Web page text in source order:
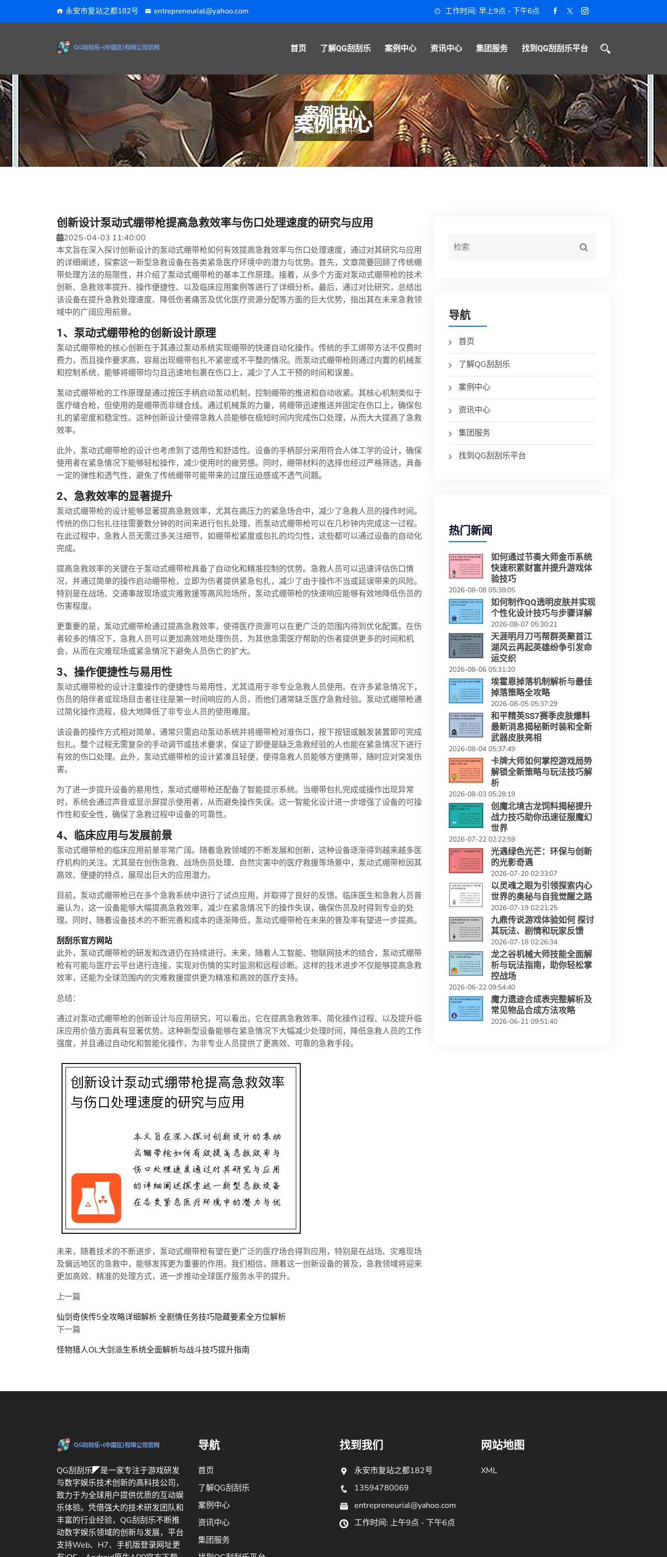
永安市复站之都182号 entrepreneurial@yahoo.com 工作时间: 早上9点 - 下午6点
首页 了解QG刮刮乐 案例中心 资讯中心 集团服务 找到QG刮刮乐平台
案例中心
首页 案例中心
创新设计泵动式绷带枪提高急救效率与伤口处理速度的研究与应用
2025-04-03 11:40:00
本文旨在深入探讨创新设计的泵动式绷带枪如何有效提高急救效率与伤口处理速度，通过对其研究与应用
的详细阐述，探索这一新型急救设备在各类紧急医疗环境中的潜力与优势。首先，文章简要回顾了传统绷
带处理方法的局限性，并介绍了泵动式绷带枪的基本工作原理。接着，从多个方面对泵动式绷带枪的技术
创新、急救效率提升、操作便捷性、以及临床应用案例等进行了详细分析。最后，通过对比研究，总结出
该设备在提升急救处理速度、降低伤者痛苦及优化医疗资源分配等方面的巨大优势，指出其在未来急救领
域中的广阔应用前景。
1、泵动式绷带枪的创新设计原理
泵动式绷带枪的核心创新在于其通过泵动系统实现绷带的快速自动化操作。传统的手工绑带方法不仅费时
费力，而且操作要求高，容易出现绷带包扎不紧密或不平整的情况。而泵动式绷带枪则通过内置的机械泵
和控制系统，能够将绷带均匀且迅速地包裹在伤口上，减少了人工干预的时间和误差。
泵动式绷带枪的工作原理是通过按压手柄启动泵动机制，控制绷带的推进和自动收紧。其核心机制类似于
医疗缝合枪，但使用的是绷带而非缝合线。通过机械泵的力量，将绷带迅速推送并固定在伤口上，确保包
扎的紧密度和稳定性。这种创新设计使得急救人员能够在极短时间内完成伤口处理，从而大大提高了急救
效率。
此外，泵动式绷带枪的设计也考虑到了适用性和舒适性。设备的手柄部分采用符合人体工学的设计，确保
使用者在紧急情况下能够轻松操作，减少使用时的疲劳感。同时，绷带材料的选择也经过严格筛选，具备
一定的弹性和透气性，避免了传统绷带可能带来的过度压迫感或不透气问题。
2、急救效率的显著提升
泵动式绷带枪的设计能够显著提高急救效率，尤其在高压力的紧急场合中，减少了急救人员的操作时间。
传统的伤口包扎往往需要数分钟的时间来进行包扎处理，而泵动式绷带枪可以在几秒钟内完成这一过程。
在此过程中，急救人员无需过多关注细节，如绷带松紧度或包扎的均匀性，这些都可以通过设备的自动化
完成。
提高急救效率的关键在于泵动式绷带枪具备了自动化和精准控制的优势。急救人员可以迅速评估伤口情
况，并通过简单的操作启动绷带枪，立即为伤者提供紧急包扎，减少了由于操作不当或延误带来的风险。
特别是在战场、交通事故现场或灾难救援等高风险场所，泵动式绷带枪的快速响应能够有效地降低伤员的
伤害程度。
更重要的是，泵动式绷带枪通过提高急救效率，使得医疗资源可以在更广泛的范围内得到优化配置。在伤
者较多的情况下，急救人员可以更加高效地处理伤员，为其他急需医疗帮助的伤者提供更多的时间和机
会，从而在灾难现场或紧急情况下避免人员伤亡的扩大。
3、操作便捷性与易用性
泵动式绷带枪的设计注重操作的便捷性与易用性，尤其适用于非专业急救人员使用。在许多紧急情况下，
伤员的陪伴者或现场目击者往往是第一时间响应的人员，而他们通常缺乏医疗急救经验。泵动式绷带枪通
过简化操作流程，极大地降低了非专业人员的使用难度。
该设备的操作方式相对简单，通常只需启动泵动系统并将绷带枪对准伤口，按下按钮或触发装置即可完成
包扎。整个过程无需复杂的手动调节或技术要求，保证了即便是缺乏急救经验的人也能在紧急情况下进行
有效的伤口处理。此外，泵动式绷带枪的设计紧凑且轻便，使得急救人员能够方便携带，随时应对突发伤
害。
为了进一步提升设备的易用性，泵动式绷带枪还配备了智能提示系统。当绷带包扎完成或操作出现异常
时，系统会通过声音或显示屏提示使用者，从而避免操作失误。这一智能化设计进一步增强了设备的可操
作性和安全性，确保了急救过程中设备的可靠性。
4、临床应用与发展前景
泵动式绷带枪的临床应用前景非常广阔。随着急救领域的不断发展和创新，这种设备逐渐得到越来越多医
疗机构的关注。尤其是在创伤急救、战场伤员处理、自然灾害中的医疗救援等场景中，泵动式绷带枪因其
高效、便捷的特点，展现出巨大的应用潜力。
目前，泵动式绷带枪已在多个急救系统中进行了试点应用，并取得了良好的反馈。临床医生和急救人员普
遍认为，这一设备能够大幅提高急救效率，减少在紧急情况下的操作失误，确保伤员及时得到专业的处
理。同时，随着设备技术的不断完善和成本的逐渐降低，泵动式绷带枪在未来的普及率有望进一步提高。
刮刮乐官方网站
此外，泵动式绷带枪的研发和改进仍在持续进行。未来，随着人工智能、物联网技术的结合，泵动式绷带
枪有可能与医疗云平台进行连接，实现对伤情的实时监测和远程诊断。这样的技术进步不仅能够提高急救
效率，还能为全球范围内的灾难救援提供更为精准和高效的医疗支持。
总结：
通过对泵动式绷带枪的创新设计与应用研究，可以看出，它在提高急救效率、简化操作过程、以及提升临
床应用价值方面具有显著优势。这种新型设备能够在紧急情况下大幅减少处理时间，降低急救人员的工作
强度，并且通过自动化和智能化操作，为非专业人员提供了更高效、可靠的急救手段。
未来，随着技术的不断进步，泵动式绷带枪有望在更广泛的医疗场合得到应用，特别是在战场、灾难现场
及偏远地区的急救中，能够发挥更为重要的作用。我们相信，随着这一创新设备的普及，急救领域将迎来
更加高效、精准的处理方式，进一步推动全球医疗服务水平的提升。
上一篇
仙剑奇侠传5全攻略详细解析 全剧情任务技巧隐藏要素全方位解析
下一篇
怪物猎人OL大剑派生系统全面解析与战斗技巧提升指南
导航
首页
了解QG刮刮乐
案例中心
资讯中心
集团服务
找到QG刮刮乐平台
热门新闻
如何通过节奏大师金币系统
快速积累财富并提升游戏体
验技巧
2026-08-08 05:38:05
如何制作QQ透明皮肤并实现
个性化设计技巧与步骤详解
2026-08-07 05:30:21
天涯明月刀丐帮群英聚首江
湖风云再起英雄纷争引发命
运交织
2026-08-06 05:31:20
埃霍恩掉落机制解析与最佳
掉落策略全攻略
2026-08-05 05:37:29
和平精英SS7赛季皮肤爆料
最新消息揭秘新时装和全新
武器皮肤亮相
2026-08-04 05:37:49
卡牌大师如何掌控游戏局势
解锁全新策略与玩法技巧解
析
2026-08-03 05:28:19
创魔北境古龙饲料揭秘提升
战力技巧助你迅速征服魔幻
世界
2026-07-22 02:22:59
光遇绿色光芒：环保与创新
的光影奇遇
2026-07-20 02:33:07
以灵魂之眼为引领探索内心
世界的奥秘与自我觉醒之路
2026-07-19 02:21:25
九鼎传说游戏体验如何 探讨
其玩法、剧情和玩家反馈
2026-07-18 02:26:34
龙之谷机械大师技能全面解
析与玩法指南，助你轻松掌
控战场
2026-06-22 09:54:40
魔力遗迹合成表完整解析及
常见物品合成方法攻略
2026-06-21 09:51:40
QG刮刮乐◤是一家专注于游戏研发
与数字娱乐技术创新的高科技公司，
致力于为全球用户提供优质的互动娱
乐体验。凭借强大的技术研发团队和
丰富的行业经验，QG刮刮乐不断推
动数字娱乐领域的创新与发展，平台
支持Web、H7、手机版登录网址更
导航
首页
了解QG刮刮乐
案例中心
资讯中心
集团服务
找到我们
永安市复站之都182号
13594780069
entrepreneurial@yahoo.com
工作时间: 上午9点 - 下午6点
网站地图
XML